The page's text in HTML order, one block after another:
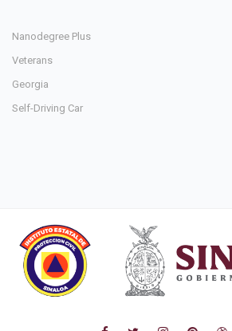
Nanodegree Plus
Veterans
Georgia
Self-Driving Car